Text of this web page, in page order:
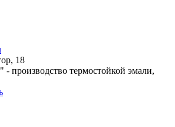
18
термостойкой эмали,